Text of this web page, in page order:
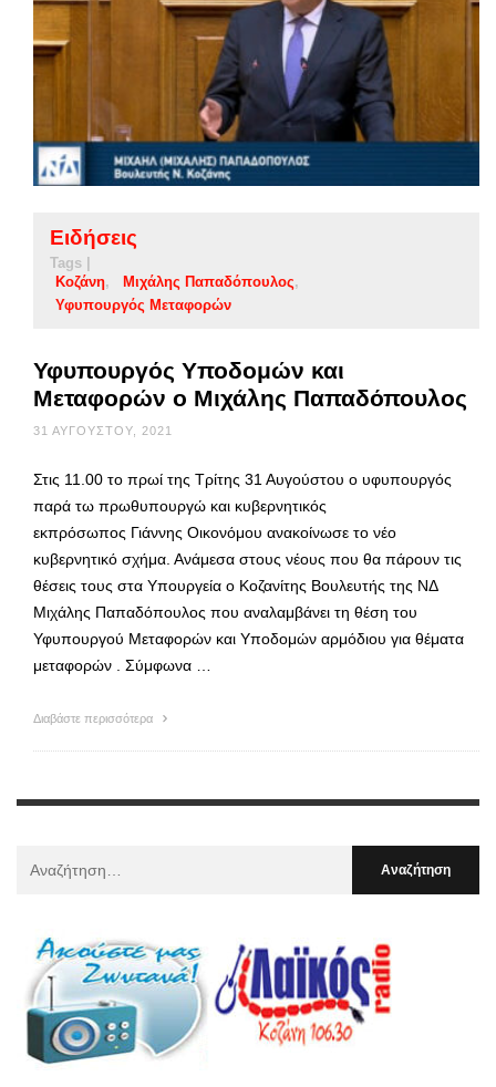
Ειδήσεις
Tags |
Κοζάνη
Μιχάλης Παπαδόπουλος
Υφυπουργός Μεταφορών
Υφυπουργός Υποδομών και
Μεταφορών ο Μιχάλης Παπαδόπουλος
31 ΑΥΓΟΎΣΤΟΥ, 2021
Στις 11.00 το πρωί της Τρίτης 31 Αυγούστου ο υφυπουργός
παρά τω πρωθυπουργώ και κυβερνητικός
εκπρόσωπος Γιάννης Οικονόμου ανακοίνωσε το νέο
κυβερνητικό σχήμα. Ανάμεσα στους νέους που θα πάρουν τις
θέσεις τους στα Υπουργεία ο Κοζανίτης Βουλευτής της ΝΔ
Μιχάλης Παπαδόπουλος που αναλαμβάνει τη θέση του
Υφυπουργού Μεταφορών και Υποδομών αρμόδιου για θέματα
μεταφορών . Σύμφωνα …
Διαβάστε περισσότερα